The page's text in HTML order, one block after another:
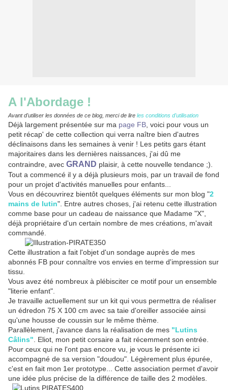
A l'Abordage !
Avant d'utiliser les données de ce blog, merci de lire les conditions d'utilisation
Déjà largement présentée sur ma page FB , voici pour vous un
petit récap' de cette collection qui verra naître bien d'autres
déclinaisons dans les semaines à venir ! Les petits gars étant
majoritaires dans les dernières naissances, j'ai dû me
contraindre, avec GRAND plaisir, à cette nouvelle tendance ;).
Tout a commencé il y a déjà plusieurs mois, par un travail de fond
pour un projet d'activités manuelles pour enfants...
Vous en découvrirez bientôt quelques éléments sur mon blog "2
mains de lutin". Entre autres choses, j'ai retenu cette illustration
comme base pour un cadeau de naissance que Madame "X",
déjà propriétaire d'un certain nombre de mes créations, m'avait
commandé.
Cette illustration a fait l'objet d'un sondage auprès de mes
abonnés FB pour connaître vos envies en terme d'impression sur
tissu.
Vous avez été nombreux à plébisciter ce motif pour un ensemble
"literie enfant".
Je travaille actuellement sur un kit qui vous permettra de réaliser
un édredon 75 X 100 cm avec sa taie d'oreiller associée ainsi
qu'une housse de coussin sur le même thème.
Parallèlement, j'avance dans la réalisation de mes "Lutins
Câlins" . Eliot, mon petit corsaire a fait récemment son entrée.
Pour ceux qui ne l'ont pas encore vu, je vous le présente ici
accompagné de sa version "doudou". Légèrement plus épurée,
c'est en fait mon 1er prototype... Cette association permet d'avoir
une idée plus précise de la différence de taille des 2 modèles.